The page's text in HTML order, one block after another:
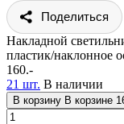
Поделиться
Накладной
пластик/наклонное
160.-
21 шт. В наличии
В корзину В корзине